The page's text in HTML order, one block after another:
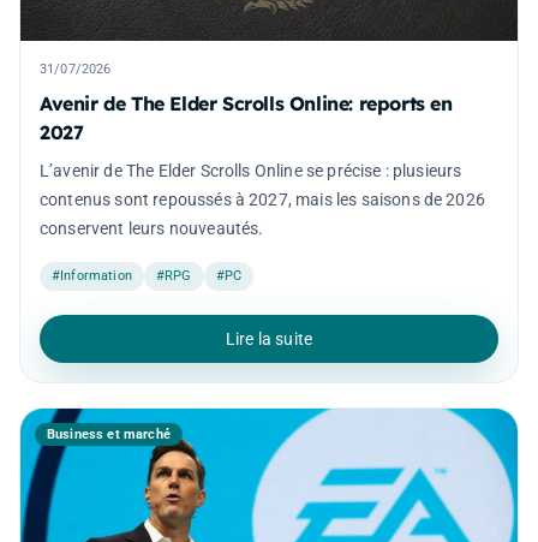
31/07/2026
Avenir de The Elder Scrolls Online: reports en
2027
L’avenir de The Elder Scrolls Online se précise : plusieurs
contenus sont repoussés à 2027, mais les saisons de 2026
conservent leurs nouveautés.
#Information #RPG #PC
Lire la suite
Business et marché